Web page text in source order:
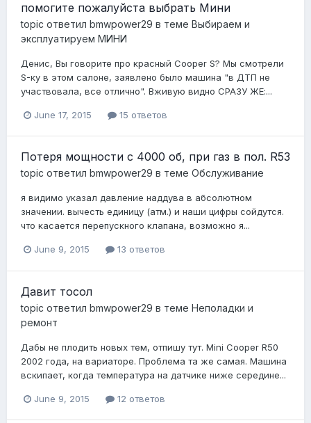
помогите пожалуйста выбрать Мини
topic ответил bmwpower29 в теме Выбираем и
эксплуатируем МИНИ
Денис, Вы говорите про красный Cooper S? Мы смотрели
S-ку в этом салоне, заявлено было машина "в ДТП не
участвовала, все отлично". Вживую видно СРАЗУ ЖЕ:...
June 17, 2015 15 ответов
Потеря мощности с 4000 об, при газ в пол. R53
topic ответил bmwpower29 в теме Обслуживание
я видимо указал давление наддува в абсолютном
значении. вычесть единицу (атм.) и наши цифры сойдутся.
что касается перепускного клапана, возможно я...
June 9, 2015 13 ответов
Давит тосол
topic ответил bmwpower29 в теме Неполадки и
ремонт
Дабы не плодить новых тем, отпишу тут. Mini Cooper R50
2002 года, на вариаторе. Проблема та же самая. Машина
вскипает, когда температура на датчике ниже середине...
June 9, 2015 12 ответов